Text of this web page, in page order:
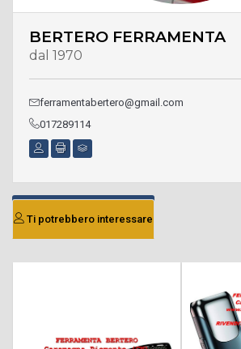
BERTERO FERRAMENTA
dal 1970
ferramentabertero@gmail.com
017289114
Ti potrebbero interessare